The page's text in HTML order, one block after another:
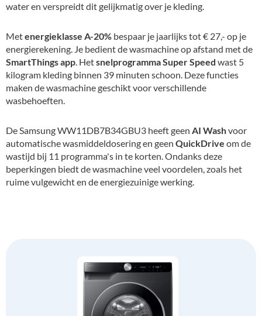
water en verspreidt dit gelijkmatig over je kleding.
Metenergieklasse A-20% bespaar je jaarlijks tot € 27,- op je
energierekening. Je bedient de wasmachine op afstand met de
SmartThings app. Hetsnelprogramma Super Speed wast 5
kilogram kleding binnen 39 minuten schoon. Deze functies
maken de wasmachine geschikt voor verschillende
wasbehoeften.
De Samsung WW11DB7B34GBU3 heeft geen AI Washvoor
automatische wasmiddeldosering en geen QuickDrive om de
wastijd bij 11 programma's in te korten. Ondanks deze
beperkingen biedt de wasmachine veel voordelen, zoals het
ruime vulgewicht en de energiezuinige werking.